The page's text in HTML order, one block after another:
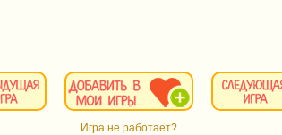
Игра не работает?